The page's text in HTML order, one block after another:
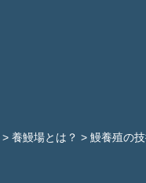
> 養鰻場とは？ > 鰻養殖の